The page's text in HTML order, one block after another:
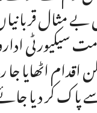
قربانیاں
سیکیورٹی
اٹھایا
کر دیا